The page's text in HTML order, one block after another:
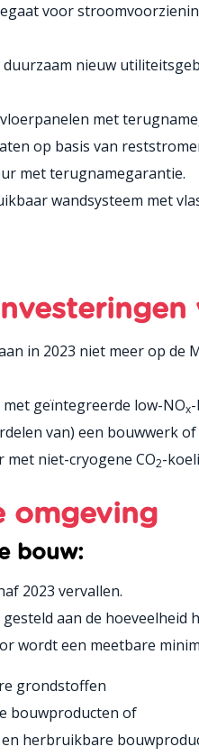
voor
nieuw
met
op basis van
met terugnamegarantie.
wandsysteem met
in 2023 niet meer op
geïntegreerde low-NOx-
van) een bouwwerk
niet-cryogene CO2-
omgeving
bouw:
2023 vervallen.
gesteld aan de
wordt een meetbare
grondstoffen
bouwproducten of
herbruikbare